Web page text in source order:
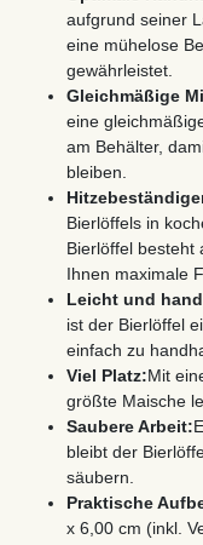
aufgrund seiner
eine mühelose
gewährleistet.
Gleichmäßige
eine
am Behälter,
bleiben.
Bierlöffels in
Bierlöffel besteht
Ihnen maximale
Leicht und
ist der Bierlöffel
einfach zu
Viel Platz:Mit
größte Maische
Saubere Arbeit:
bleibt der
säubern.
Praktische
x 6,00 cm (inkl.